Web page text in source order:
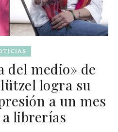
del medio» de
logra su
a un mes
librerías